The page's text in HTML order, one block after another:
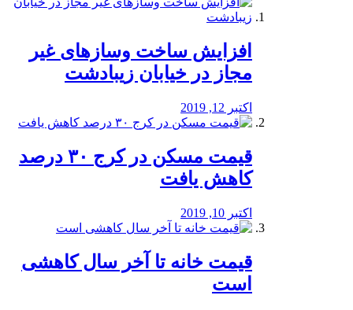
افزایش ساخت وسازهای غیر
مجاز در خیابان زیبادشت
اکتبر 12, 2019
️قیمت مسکن در کرج ۳۰ درصد
کاهش یافت
اکتبر 10, 2019
قیمت خانه تا آخر سال کاهشی
است